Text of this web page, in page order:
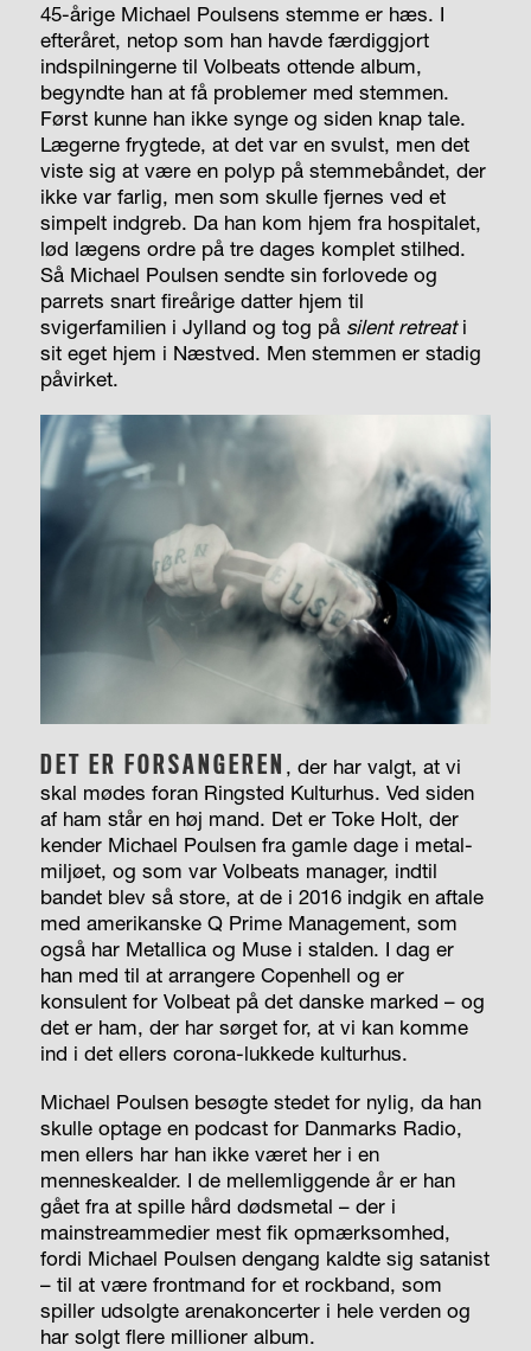
45-årige Michael Poulsens stemme er hæs. I
efteråret, netop som han havde færdiggjort
indspilningerne til Volbeats ottende album,
begyndte han at få problemer med stemmen.
Først kunne han ikke synge og siden knap tale.
Lægerne frygtede, at det var en svulst, men det
viste sig at være en polyp på stemmebåndet, der
ikke var farlig, men som skulle fjernes ved et
simpelt indgreb. Da han kom hjem fra hospitalet,
lød lægens ordre på tre dages komplet stilhed.
Så Michael Poulsen sendte sin forlovede og
parrets snart fireårige datter hjem til
svigerfamilien i Jylland og tog på silent retreati
sit eget hjem i Næstved. Men stemmen er stadig
påvirket.
DET ER FORSANGEREN , der har valgt, at vi
skal mødes foran Ringsted Kulturhus. Ved siden
af ham står en høj mand. Det er Toke Holt, der
kender Michael Poulsen fra gamle dage i metal-
miljøet, og som var Volbeats manager, indtil
bandet blev så store, at de i 2016 indgik en aftale
med amerikanske Q Prime Management, som
også har Metallica og Muse i stalden. I dag er
han med til at arrangere Copenhell og er
konsulent for Volbeat på det danske marked – og
det er ham, der har sørget for, at vi kan komme
ind i det ellers corona-lukkede kulturhus.
Michael Poulsen besøgte stedet for nylig, da han
skulle optage en podcast for Danmarks Radio,
men ellers har han ikke været her i en
menneskealder. I de mellemliggende år er han
gået fra at spille hård dødsmetal – der i
mainstreammedier mest fik opmærksomhed,
fordi Michael Poulsen dengang kaldte sig satanist
– til at være frontmand for et rockband, som
spiller udsolgte arenakoncerter i hele verden og
har solgt flere millioner album.